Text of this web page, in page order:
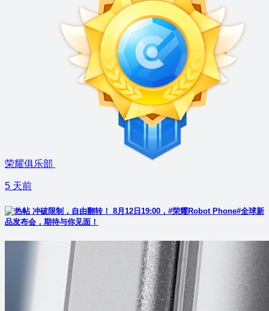
荣耀俱乐部
5 天前
冲破限制，自由翻转！ 8月12日19:00，#荣耀Robot Phone#全球新
品发布会，期待与你见面！